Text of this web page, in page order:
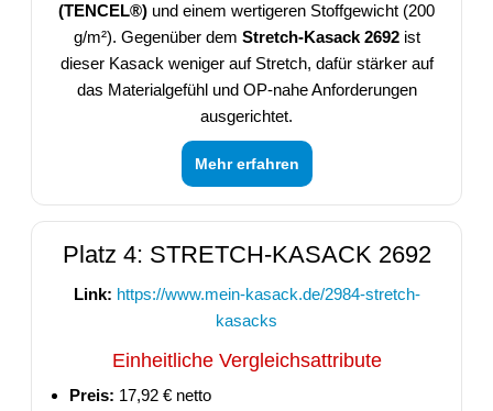
(TENCEL®) und einem wertigeren Stoffgewicht (200
g/m²). Gegenüber dem Stretch-Kasack 2692ist
dieser Kasack weniger auf Stretch, dafür stärker auf
das Materialgefühl und OP-nahe Anforderungen
ausgerichtet.
Mehr erfahren
Platz 4: STRETCH-KASACK 2692
Link: https://www.mein-kasack.de/2984-stretch-
kasacks
Einheitliche Vergleichsattribute
Preis: 17,92 € netto